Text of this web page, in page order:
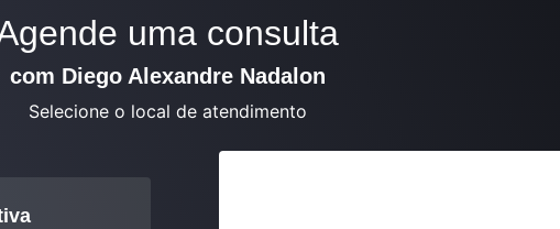
uma consulta
com Diego Alexandre Nadalon
Selecione o local de atendimento